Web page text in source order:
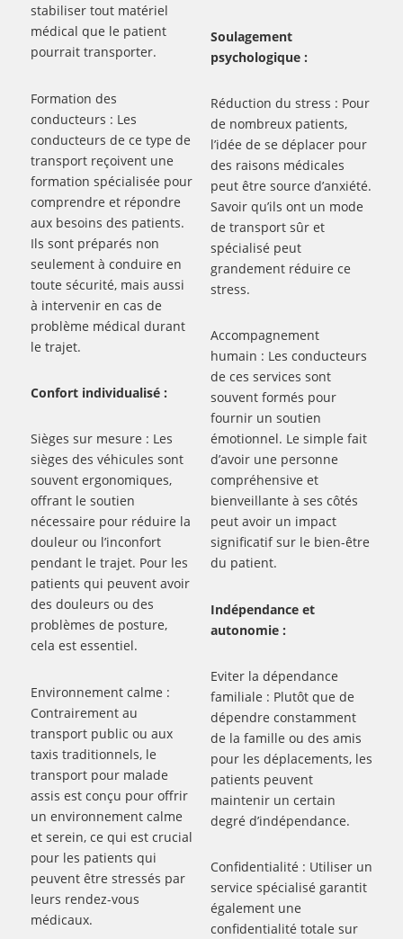
stabiliser tout matériel
médical que le patient
pourrait transporter.
Formation des
conducteurs : Les
conducteurs de ce type de
transport reçoivent une
formation spécialisée pour
comprendre et répondre
aux besoins des patients.
Ils sont préparés non
seulement à conduire en
toute sécurité, mais aussi
à intervenir en cas de
problème médical durant
le trajet.
Confort individualisé :
Sièges sur mesure : Les
sièges des véhicules sont
souvent ergonomiques,
offrant le soutien
nécessaire pour réduire la
douleur ou l’inconfort
pendant le trajet. Pour les
patients qui peuvent avoir
des douleurs ou des
problèmes de posture,
cela est essentiel.
Environnement calme :
Contrairement au
transport public ou aux
taxis traditionnels, le
transport pour malade
assis est conçu pour offrir
un environnement calme
et serein, ce qui est crucial
pour les patients qui
peuvent être stressés par
leurs rendez-vous
médicaux.
Soulagement
psychologique :
Réduction du stress : Pour
de nombreux patients,
l’idée de se déplacer pour
des raisons médicales
peut être source d’anxiété.
Savoir qu’ils ont un mode
de transport sûr et
spécialisé peut
grandement réduire ce
stress.
Accompagnement
humain : Les conducteurs
de ces services sont
souvent formés pour
fournir un soutien
émotionnel. Le simple fait
d’avoir une personne
compréhensive et
bienveillante à ses côtés
peut avoir un impact
significatif sur le bien-être
du patient.
Indépendance et
autonomie :
Eviter la dépendance
familiale : Plutôt que de
dépendre constamment
de la famille ou des amis
pour les déplacements, les
patients peuvent
maintenir un certain
degré d’indépendance.
Confidentialité : Utiliser un
service spécialisé garantit
également une
confidentialité totale sur